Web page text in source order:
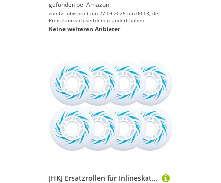
gefunden bei Amazon
zuletzt überprüft am 27.09.2025 um 00:03; der
Preis kann sich seitdem geändert haben.
Keine weiteren Anbieter
JHKJ Ersatzrollen für Inlineskates, 72 mm, 76 mm, 80 mm, mit LED-Licht, leuchtende Rollen, Blau, 80 mm